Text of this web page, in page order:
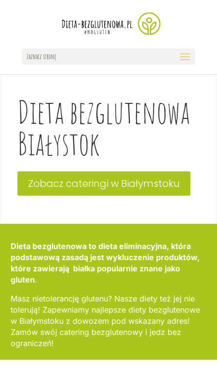
Zaznacz stronę
Dieta bezglutenowa
Białystok
Zobacz cateringi w Białymstoku
Dieta bezglutenowa to dieta eliminacyjna, która
podstawową zasadą jest wykluczenie produktów,
które zawierają białka popularnie znane jako
gluten.
Masz nietolerancję glutenu? Nasze diety też jej nie
tolerują! Zapewniamy najlepsze diety bezglutenowe
w Białymstoku z dowozem pod wskazany adres!
Zamów swój catering bezglutenowy i jedz bez
ograniczeń!